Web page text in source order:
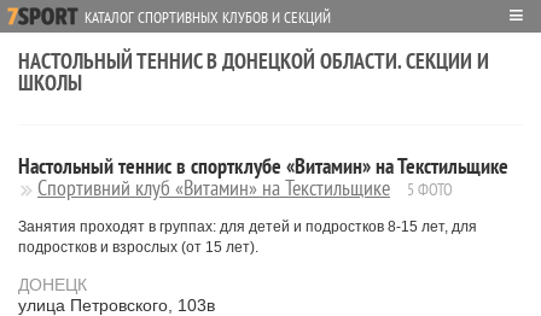
КАТАЛОГ СПОРТИВНЫХ КЛУБОВ И СЕКЦИЙ ≡
НАСТОЛЬНЫЙ ТЕННИС В ДОНЕЦКОЙ ОБЛАСТИ. СЕКЦИИ И
ШКОЛЫ
Настольный теннис в спортклубе «Витамин» на Текстильщике
Спортивний клуб «Витамин» на Текстильщике 5 ФОТО
Занятия проходят в группах: для детей и подростков 8-15 лет, для
подростков и взрослых (от 15 лет).
ДОНЕЦК
улица Петровского, 103в